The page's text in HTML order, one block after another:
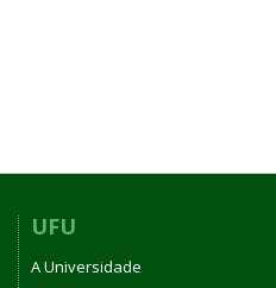
UFU
A Universidade